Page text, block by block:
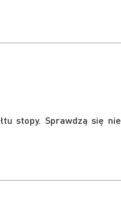
stopy. Sprawdzą się nie